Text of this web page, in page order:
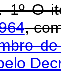
1º O
,